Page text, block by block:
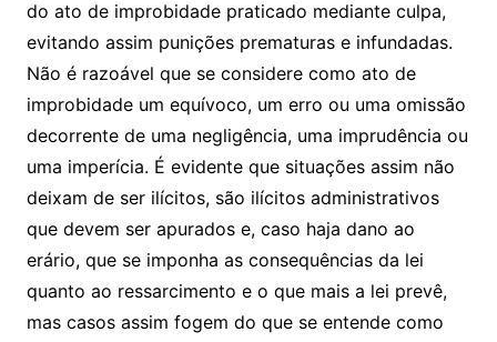
do ato de improbidade praticado mediante culpa,
evitando assim punições prematuras e infundadas.
Não é razoável que se considere como ato de
improbidade um equívoco, um erro ou uma omissão
decorrente de uma negligência, uma imprudência ou
uma imperícia. É evidente que situações assim não
deixam de ser ilícitos, são ilícitos administrativos
que devem ser apurados e, caso haja dano ao
erário, que se imponha as consequências da lei
quanto ao ressarcimento e o que mais a lei prevê,
mas casos assim fogem do que se entende como